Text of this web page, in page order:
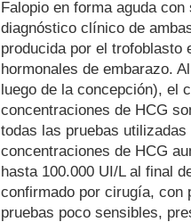
Falopio en forma aguda
diagnóstico clínico de
producida por el trofoblasto
hormonales de embarazo.
luego de la concepción), el
concentraciones de HCG
todas las pruebas
concentraciones de HCG
hasta 100.000 UI/L al final
confirmado por cirugía, con
pruebas poco sensibles,